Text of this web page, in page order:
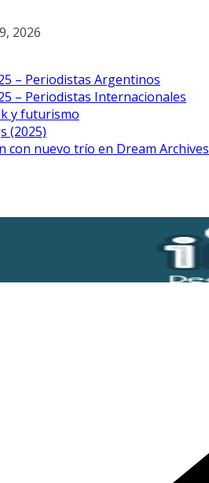
2026
– Periodistas Argentinos
– Periodistas Internacionales
y futurismo
(2025)
con nuevo trío en Dream Archives